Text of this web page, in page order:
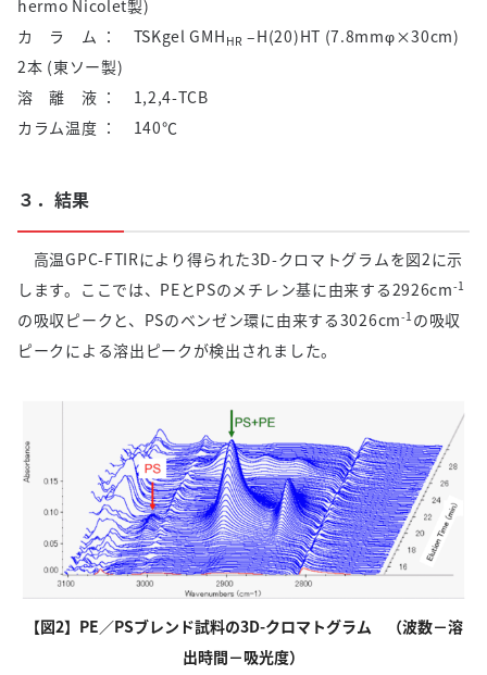
hermo Nicolet製)
カ ラ ム ： TSKgel GMH HR –H(20)HT (7.8mmφ×30cm)
2本 (東ソー製)
溶 離 液 ： 1,2,4-TCB
カラム温度 ： 140℃
３．結果
高温GPC-FTIRにより得られた3D-クロマトグラムを図2に示
します。ここでは、PEとPSのメチレン基に由来する2926cm-1
の吸収ピークと、PSのベンゼン環に由来する3026cm-1 の吸収
ピークによる溶出ピークが検出されました。
【図2】PE／PSブレンド試料の3D-クロマトグラム （波数－溶
出時間－吸光度）